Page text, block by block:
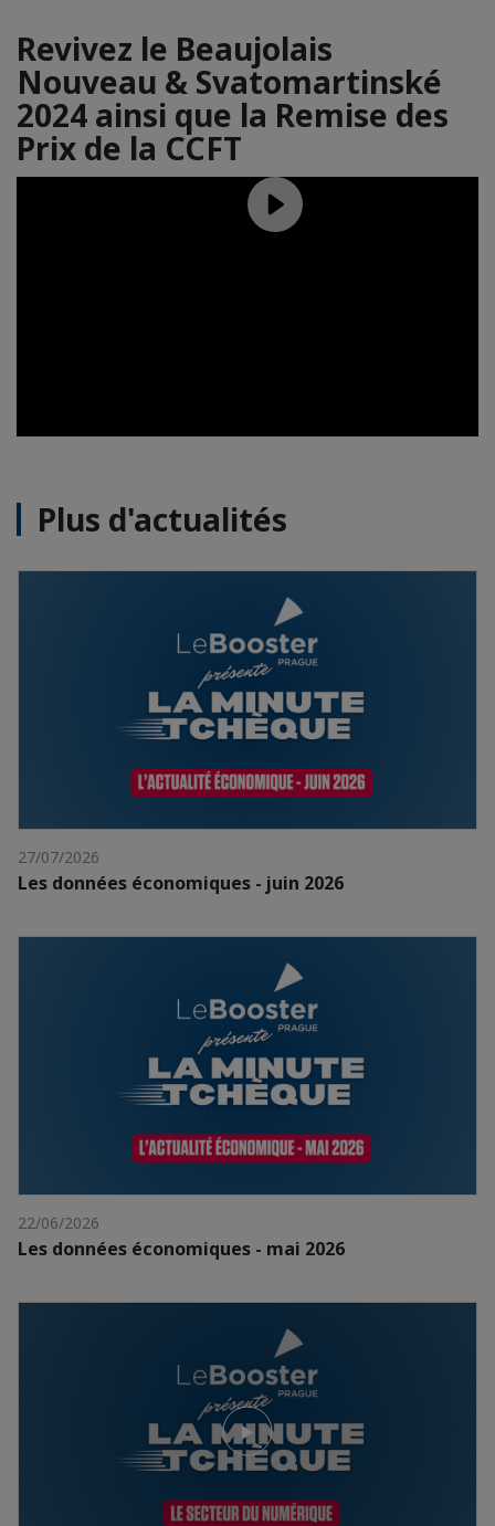
Revivez le Beaujolais
Nouveau & Svatomartinské
2024 ainsi que la Remise des
Prix de la CCFT
Plus d'actualités
27/07/2026
Les données économiques - juin 2026
22/06/2026
Les données économiques - mai 2026